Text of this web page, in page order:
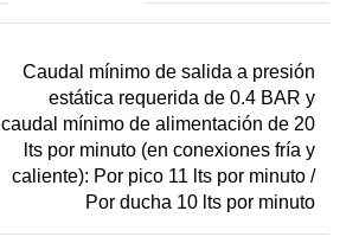
Caudal mínimo de salida a presión
estática requerida de 0.4 BAR y
caudal mínimo de alimentación de 20
lts por minuto (en conexiones fría y
caliente): Por pico 11 lts por minuto /
Por ducha 10 lts por minuto